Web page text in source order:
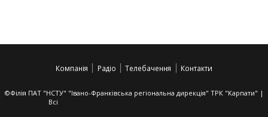
Twitter(Відкривається
Facebook(Відкривається
Google+
вікні)
VK(Відкривається
Компанія Радіо Телебачення Контакти
©Філія ПАТ "НСТУ" "Івано-Франківська регіональна дирекція" ТРК "Карпати" |
Всі